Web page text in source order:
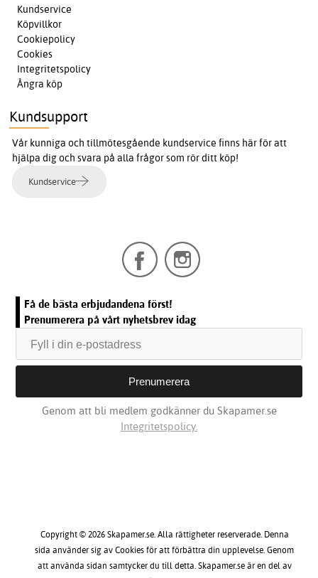
Kundservice
Köpvillkor
Cookiepolicy
Cookies
Integritetspolicy
Ångra köp
Kundsupport
Vår kunniga och tillmötesgående kundservice finns här för att
hjälpa dig och svara på alla frågor som rör ditt köp!
Kundservice
Få de bästa erbjudandena först!
Prenumerera på vårt nyhetsbrev idag
Genom att bli medlem godkänner du Skapamer.se
Integritetspolicy.
Copyright © 2026 Skapamer.se. Alla rättigheter reserverade. Denna
sida använder sig av Cookies för att förbättra din upplevelse. Genom
att använda sidan samtycker du till detta. Skapamer.se är en del av